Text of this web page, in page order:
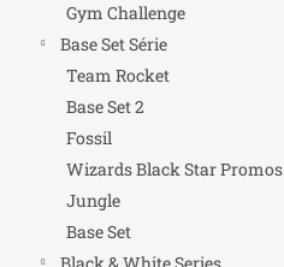
Gym Challenge
Base Set Série
Team Rocket
Base Set 2
Fossil
Wizards Black Star Promos
Jungle
Base Set